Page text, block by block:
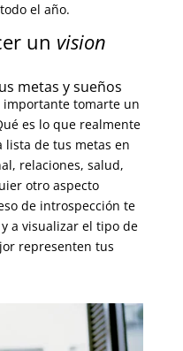
el año.
un vision
metas y sueños
importante tomarte un
es lo que realmente
lista de tus metas en
relaciones, salud,
otro aspecto
de introspección te
a visualizar el tipo de
representen tus